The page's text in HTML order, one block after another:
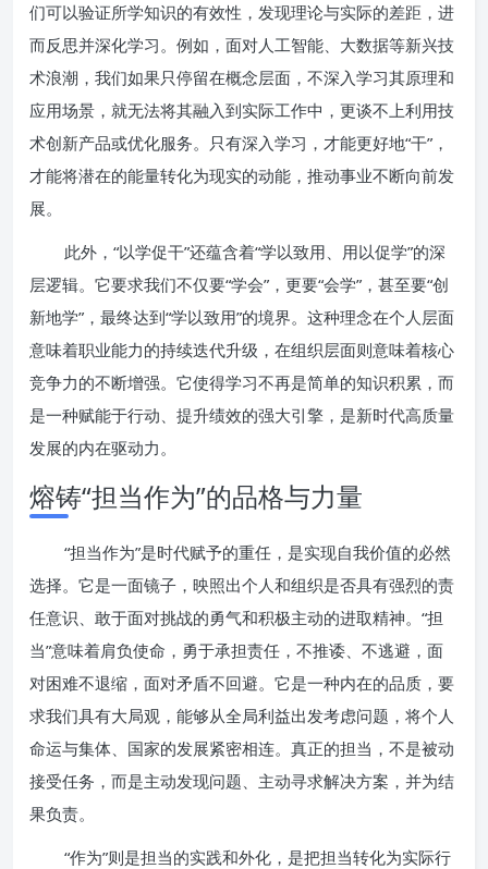
们可以验证所学知识的有效性，发现理论与实际的差距，进
而反思并深化学习。例如，面对人工智能、大数据等新兴技
术浪潮，我们如果只停留在概念层面，不深入学习其原理和
应用场景，就无法将其融入到实际工作中，更谈不上利用技
术创新产品或优化服务。只有深入学习，才能更好地“干”，
才能将潜在的能量转化为现实的动能，推动事业不断向前发
展。
此外，“以学促干”还蕴含着“学以致用、用以促学”的深
层逻辑。它要求我们不仅要“学会”，更要“会学”，甚至要“创
新地学”，最终达到“学以致用”的境界。这种理念在个人层面
意味着职业能力的持续迭代升级，在组织层面则意味着核心
竞争力的不断增强。它使得学习不再是简单的知识积累，而
是一种赋能于行动、提升绩效的强大引擎，是新时代高质量
发展的内在驱动力。
熔铸“担当作为”的品格与力量
“担当作为”是时代赋予的重任，是实现自我价值的必然
选择。它是一面镜子，映照出个人和组织是否具有强烈的责
任意识、敢于面对挑战的勇气和积极主动的进取精神。“担
当”意味着肩负使命，勇于承担责任，不推诿、不逃避，面
对困难不退缩，面对矛盾不回避。它是一种内在的品质，要
求我们具有大局观，能够从全局利益出发考虑问题，将个人
命运与集体、国家的发展紧密相连。真正的担当，不是被动
接受任务，而是主动发现问题、主动寻求解决方案，并为结
果负责。
“作为”则是担当的实践和外化，是把担当转化为实际行